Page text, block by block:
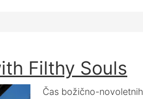
Filthy Souls
Čas božično-